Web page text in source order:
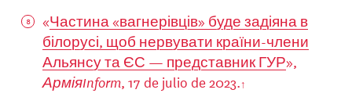
«Частина «вагнерівців» буде задіяна в
білорусі, щоб нервувати країни-члени
Альянсу та ЄС — представник ГУР»,
АрміяInform, 17 de julio de 2023.